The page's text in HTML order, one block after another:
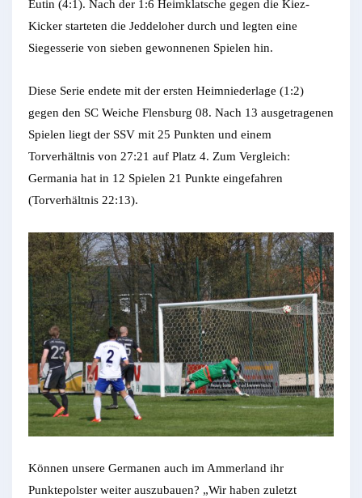
Eutin (4:1). Nach der 1:6 Heimklatsche gegen die Kiez-
Kicker starteten die Jeddeloher durch und legten eine
Siegesserie von sieben gewonnenen Spielen hin.
Diese Serie endete mit der ersten Heimniederlage (1:2)
gegen den SC Weiche Flensburg 08. Nach 13 ausgetragenen
Spielen liegt der SSV mit 25 Punkten und einem
Torverhältnis von 27:21 auf Platz 4. Zum Vergleich:
Germania hat in 12 Spielen 21 Punkte eingefahren
(Torverhältnis 22:13).
Können unsere Germanen auch im Ammerland ihr
Punktepolster weiter auszubauen? „Wir haben zuletzt